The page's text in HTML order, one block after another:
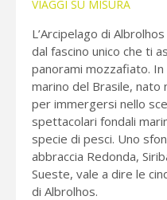
VIAGGI SU MISURA
L’Arcipelago di
dal fascino unico che ti
panorami mozzafiato.
marino del Brasile, nato
per immergersi nello
spettacolari fondali
specie di pesci. Uno
abbraccia Redonda,
Sueste, vale a dire le
di Albrolhos.